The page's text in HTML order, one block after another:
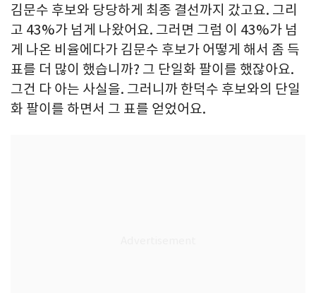
김문수 후보와 당당하게 최종 결선까지 갔고요. 그리
고 43%가 넘게 나왔어요. 그러면 그럼 이 43%가 넘
게 나온 비율에다가 김문수 후보가 어떻게 해서 좀 득
표를 더 많이 했습니까? 그 단일화 팔이를 했잖아요.
그건 다 아는 사실을. 그러니까 한덕수 후보와의 단일
화 팔이를 하면서 그 표를 얻었어요.